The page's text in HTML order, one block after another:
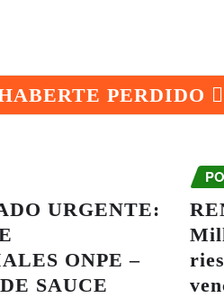
PERDIDO
URGENTE:
ONPE –
SAUCE